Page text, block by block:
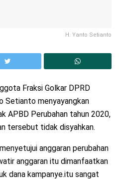
H. Yanto Setianto
Fraksi Golkar DPRD
Setianto menyayangkan
APBD Perubahan tahun 2020,
tersebut tidak disyahkan.
anggaran perubahan
anggaran itu dimanfaatkan
dana kampanye.itu sangat